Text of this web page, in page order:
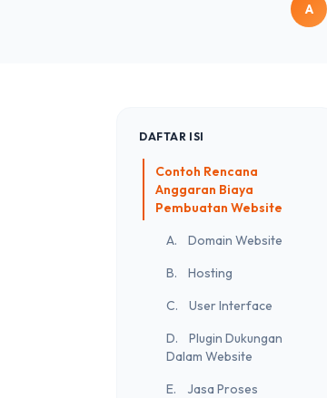
A
DAFTAR ISI
Contoh Rencana
Anggaran Biaya
Pembuatan Website
A. Domain Website
B. Hosting
C. User Interface
D. Plugin Dukungan
Dalam Website
E. Jasa Proses